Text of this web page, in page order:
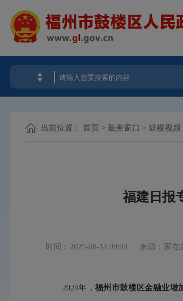
当前位置： 首页 > 最美窗口 > 鼓楼视频
福建日报
时间：2025-08-14 09:03 来源：家在
2024年，福州市鼓楼区金融业增